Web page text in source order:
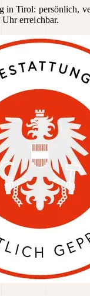
in Tirol: persönlich,
erreichbar.